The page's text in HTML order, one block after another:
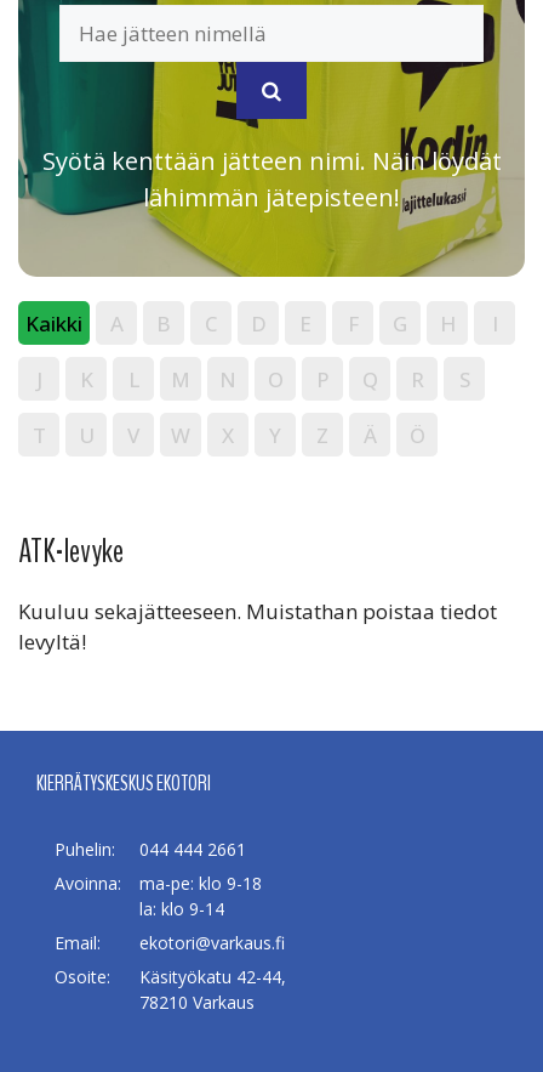
Syötä kenttään jätteen nimi. Näin löydät
lähimmän jätepisteen!
Kaikki A B C D E F G H I
J K L M N O P Q R S
T U V W X Y Z Ä Ö
ATK-levyke
Kuuluu sekajätteeseen. Muistathan poistaa tiedot
levyltä!
KIERRÄTYSKESKUS EKOTORI
Puhelin:
044 444 2661
Avoinna:
ma-pe: klo 9-18
la: klo 9-14
Email:
ekotori@varkaus.fi
Osoite:
Käsityökatu 42-44,
78210 Varkaus